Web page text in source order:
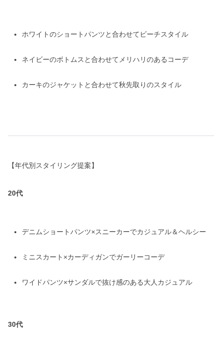
ホワイトのショートパンツと合わせてビーチスタイル
ネイビーのボトムスと合わせてメリハリのあるコーデ
カーキのジャケットと合わせて秋先取りのスタイル
【年代別スタイリング提案】
20代
デニムショートパンツ×スニーカーでカジュアル＆ヘルシー
ミニスカート×カーディガンでガーリーコーデ
ワイドパンツ×サンダルで抜け感のある大人カジュアル
30代